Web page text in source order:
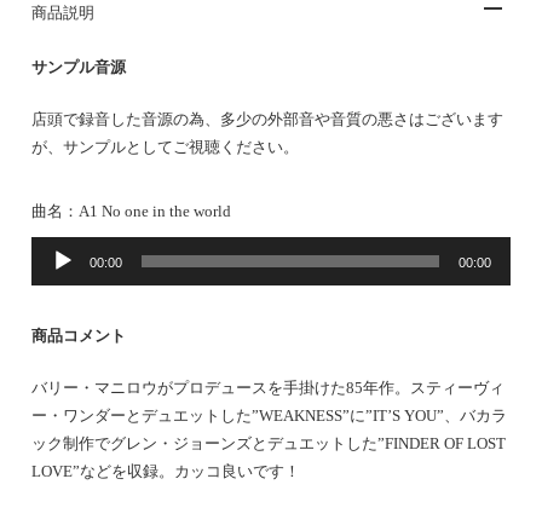
商品説明
サンプル音源
店頭で録音した音源の為、多少の外部音や音質の悪さはございます
が、サンプルとしてご視聴ください。
曲名：A1 No one in the world
音
ー
00:00 00:00
商品コメント
バリー・マニロウがプロデュースを手掛けた85年作。スティーヴィ
ー・ワンダーとデュエットした”WEAKNESS”に”IT’S YOU”、バカラ
ック制作でグレン・ジョーンズとデュエットした”FINDER OF LOST
LOVE”などを収録。カッコ良いです！